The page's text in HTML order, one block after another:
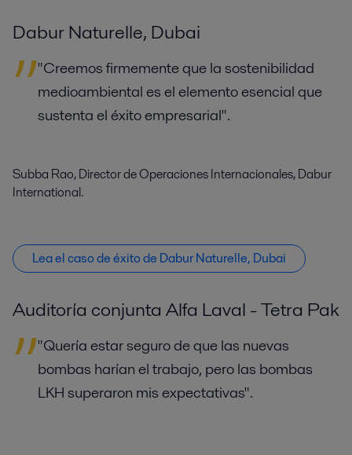
Dabur Naturelle, Dubai
"Creemos firmemente que la sostenibilidad
medioambiental es el elemento esencial que
sustenta el éxito empresarial".
Subba Rao, Director de Operaciones Internacionales, Dabur
International.
Lea el caso de éxito de Dabur Naturelle, Dubai
Auditoría conjunta Alfa Laval - Tetra Pak
"Quería estar seguro de que las nuevas
bombas harían el trabajo, pero las bombas
LKH superaron mis expectativas".